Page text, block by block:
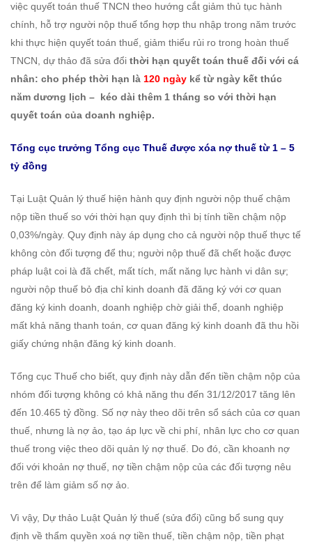
việc quyết toán thuế TNCN theo hướng cắt giảm thủ tục hành
chính, hỗ trợ người nộp thuế tổng hợp thu nhập trong năm trước
khi thực hiện quyết toán thuế, giảm thiểu rủi ro trong hoàn thuế
TNCN, dự thảo đã sửa đổi thời hạn quyết toán thuế đối với cá
nhân: cho phép thời hạn là 120 ngày kể từ ngày kết thúc
năm dương lịch – kéo dài thêm 1 tháng so với thời hạn
quyết toán của doanh nghiệp.
Tổng cục trưởng Tổng cục Thuế được xóa nợ thuế từ 1 – 5
tỷ đồng
Tại Luật Quản lý thuế hiện hành quy định người nộp thuế chậm
nộp tiền thuế so với thời hạn quy định thì bị tính tiền chậm nộp
0,03%/ngày. Quy định này áp dụng cho cả người nộp thuế thực tế
không còn đối tượng để thu; người nộp thuế đã chết hoặc được
pháp luật coi là đã chết, mất tích, mất năng lực hành vi dân sự;
người nộp thuế bỏ địa chỉ kinh doanh đã đăng ký với cơ quan
đăng ký kinh doanh, doanh nghiệp chờ giải thể, doanh nghiệp
mất khả năng thanh toán, cơ quan đăng ký kinh doanh đã thu hồi
giấy chứng nhận đăng ký kinh doanh.
Tổng cục Thuế cho biết, quy định này dẫn đến tiền chậm nộp của
nhóm đối tượng không có khả năng thu đến 31/12/2017 tăng lên
đến 10.465 tỷ đồng. Số nợ này theo dõi trên sổ sách của cơ quan
thuế, nhưng là nợ ảo, tạo áp lực về chi phí, nhân lực cho cơ quan
thuế trong việc theo dõi quản lý nợ thuế. Do đó, cần khoanh nợ
đối với khoản nợ thuế, nợ tiền chậm nộp của các đối tượng nêu
trên để làm giảm số nợ ảo.
Vì vậy, Dự thảo Luật Quản lý thuế (sửa đổi) cũng bổ sung quy
định về thẩm quyền xoá nợ tiền thuế, tiền chậm nộp, tiền phạt